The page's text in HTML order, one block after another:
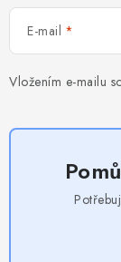
E-mail
Vložením e-mailu